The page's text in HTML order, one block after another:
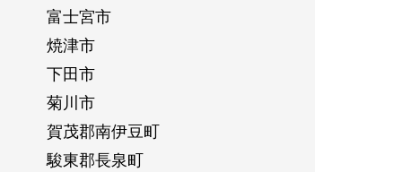
富士宮市
焼津市
下田市
菊川市
賀茂郡南伊豆町
駿東郡長泉町